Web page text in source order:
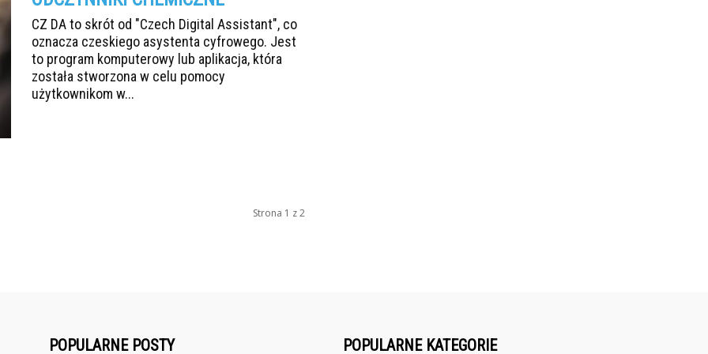
CZ DA to skrót od "Czech Digital Assistant", co
oznacza czeskiego asystenta cyfrowego. Jest
to program komputerowy lub aplikacja, która
została stworzona w celu pomocy
użytkownikom w...
Strona 1 z 2
POPULARNE POSTY POPULARNE KATEGORIE